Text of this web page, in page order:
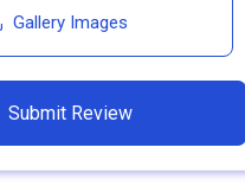
Gallery Images